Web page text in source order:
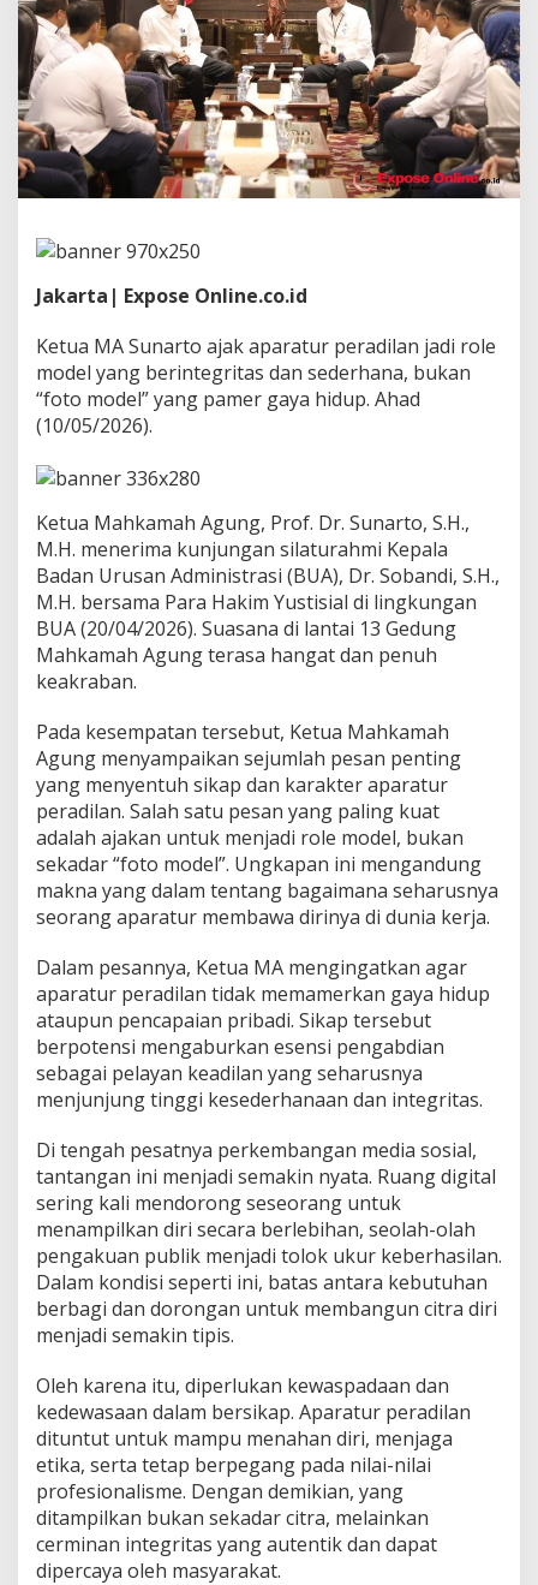
d
i
l
a
h
R
o
l
e
e
l
B
u
k
a
o
M
o
d
e
l
Jakarta| Expose Online.co.id
Ketua MA Sunarto ajak aparatur peradilan jadi role
model yang berintegritas dan sederhana, bukan
“foto model” yang pamer gaya hidup. Ahad
(10/05/2026).
Ketua Mahkamah Agung, Prof. Dr. Sunarto, S.H.,
M.H. menerima kunjungan silaturahmi Kepala
Badan Urusan Administrasi (BUA), Dr. Sobandi, S.H.,
M.H. bersama Para Hakim Yustisial di lingkungan
BUA (20/04/2026). Suasana di lantai 13 Gedung
Mahkamah Agung terasa hangat dan penuh
keakraban.
Pada kesempatan tersebut, Ketua Mahkamah
Agung menyampaikan sejumlah pesan penting
yang menyentuh sikap dan karakter aparatur
peradilan. Salah satu pesan yang paling kuat
adalah ajakan untuk menjadi role model, bukan
sekadar “foto model”. Ungkapan ini mengandung
makna yang dalam tentang bagaimana seharusnya
seorang aparatur membawa dirinya di dunia kerja.
Dalam pesannya, Ketua MA mengingatkan agar
aparatur peradilan tidak memamerkan gaya hidup
ataupun pencapaian pribadi. Sikap tersebut
berpotensi mengaburkan esensi pengabdian
sebagai pelayan keadilan yang seharusnya
menjunjung tinggi kesederhanaan dan integritas.
Di tengah pesatnya perkembangan media sosial,
tantangan ini menjadi semakin nyata. Ruang digital
sering kali mendorong seseorang untuk
menampilkan diri secara berlebihan, seolah-olah
pengakuan publik menjadi tolok ukur keberhasilan.
Dalam kondisi seperti ini, batas antara kebutuhan
berbagi dan dorongan untuk membangun citra diri
menjadi semakin tipis.
Oleh karena itu, diperlukan kewaspadaan dan
kedewasaan dalam bersikap. Aparatur peradilan
dituntut untuk mampu menahan diri, menjaga
etika, serta tetap berpegang pada nilai-nilai
profesionalisme. Dengan demikian, yang
ditampilkan bukan sekadar citra, melainkan
cerminan integritas yang autentik dan dapat
dipercaya oleh masyarakat.